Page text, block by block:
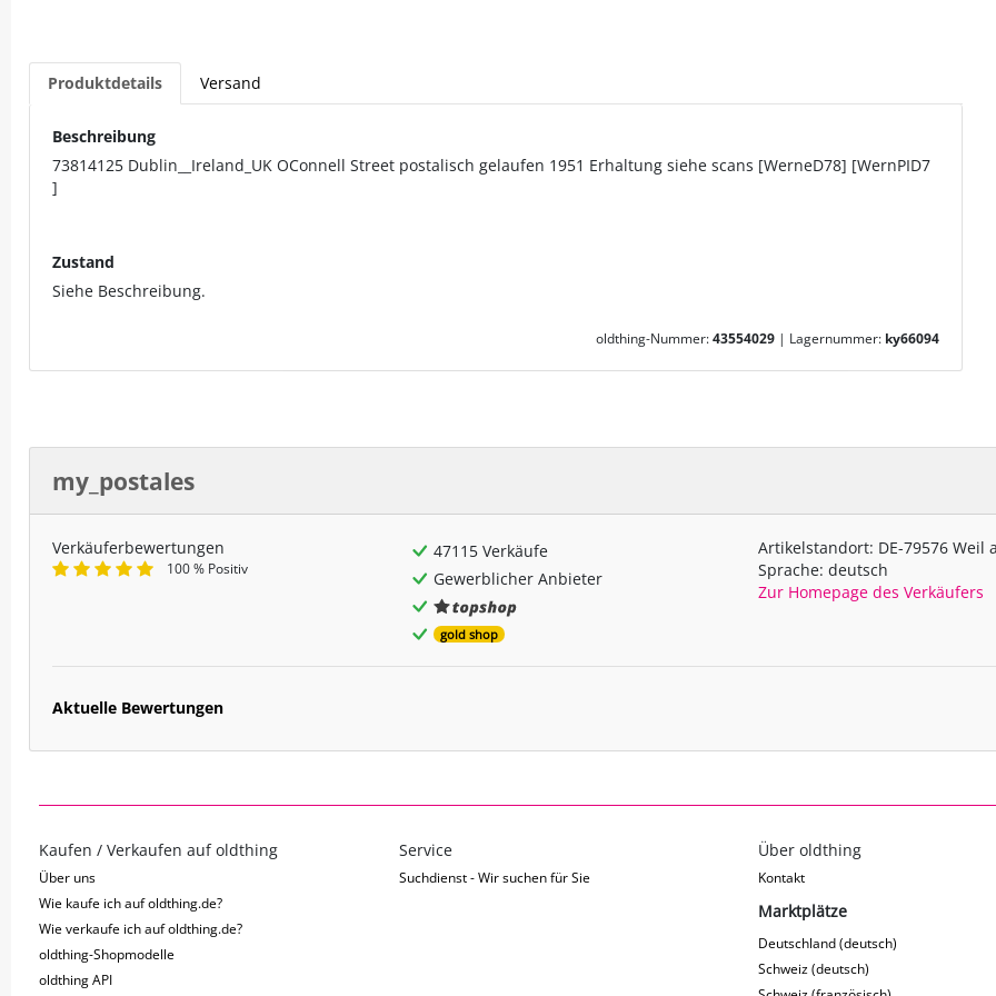
Produktdetails Versand
Beschreibung
73814125 Dublin__Ireland_UK OConnell Street postalisch gelaufen 1951 Erhaltung siehe scans [WerneD78] [WernPID7
]
Zustand
Siehe Beschreibung.
oldthing-Nummer:43554029 | Lagernummer: ky66094
my_postales
Verkäuferbewertungen
100 % Positiv
47115 Verkäufe
Gewerblicher Anbieter
gold shop
Artikelstandort: DE-79576 Weil
Sprache: deutsch
Zur Homepage des Verkäufers
Aktuelle Bewertungen
Kaufen / Verkaufen auf oldthing
Über uns
Wie kaufe ich auf oldthing.de?
Wie verkaufe ich auf oldthing.de?
oldthing-Shopmodelle
oldthing API
Service
Suchdienst - Wir suchen für Sie
Über oldthing
Kontakt
Marktplätze
Deutschland (deutsch)
Schweiz (deutsch)